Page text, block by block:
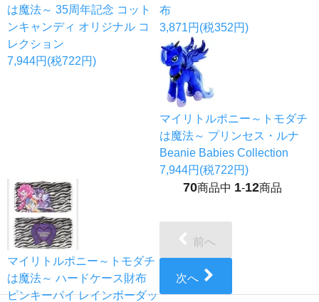
は魔法～ 35周年記念 コット
ンキャンディ オリジナル コ
レクション
7,944円(税722円)
布
3,871円(税352円)
マイリトルポニー～トモダチ
は魔法～ プリンセス・ルナ
Beanie Babies Collection
7,944円(税722円)
マイリトルポニー～トモダチ
は魔法～ ハードケース財布
ピンキーパイ レインボーダッ
70商品中 1-12商品
前へ
次へ